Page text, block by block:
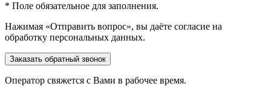
* Поле обязательное для заполнения.
Нажимая «Отправить вопрос», вы даёте согласие на
обработку персональных данных.
Оператор свяжется с Вами в рабочее время.